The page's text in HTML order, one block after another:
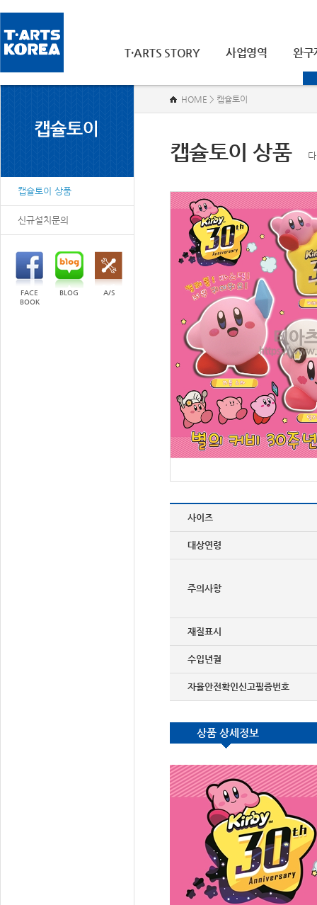
T·ARTS STORY 사업영역 완구
캡슐토이 상품
신규설치문의
FACE
BOOK
BLOG A/S
캡슐토이 상품
HOME > 캡슐토이
사이즈
대상연령
주의사항
재질표시
수입년월
자율안전확인신고필증번호
상품 상세정보